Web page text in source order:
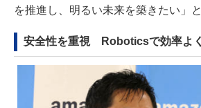
を推進し、明るい未来を築きたい」と
安全性を重視 Roboticsで効率よ